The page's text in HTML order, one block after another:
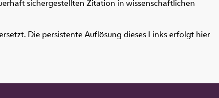
sichergestellten Zitation in wissenschaftlichen
Die persistente Auflösung dieses Links erfolgt hier